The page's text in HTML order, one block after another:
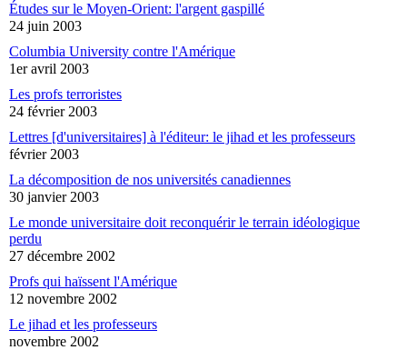
Études sur le Moyen-Orient: l'argent gaspillé
24 juin 2003
Columbia University contre l'Amérique
1er avril 2003
Les profs terroristes
24 février 2003
Lettres [d'universitaires] à l'éditeur: le jihad et les professeurs
février 2003
La décomposition de nos universités canadiennes
30 janvier 2003
Le monde universitaire doit reconquérir le terrain idéologique
perdu
27 décembre 2002
Profs qui haïssent l'Amérique
12 novembre 2002
Le jihad et les professeurs
novembre 2002